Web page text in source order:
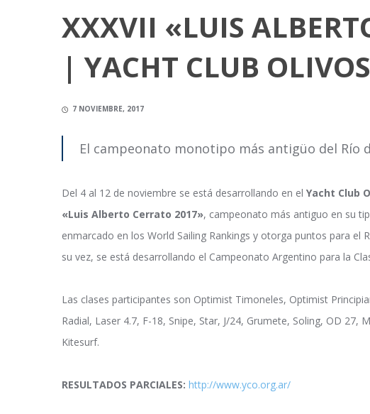
XXXVII «LUIS
| YACHT CLUB OLIVOS
7 NOVIEMBRE, 2017
El campeonato monotipo más antigüo del Río
Del 4 al 12 de noviembre se está desarrollando en el Yacht Club
«Luis Alberto Cerrato 2017», campeonato más antiguo en su
enmarcado en los World Sailing Rankings y otorga puntos para el
su vez, se está desarrollando el Campeonato Argentino para la
Las clases participantes son Optimist Timoneles, Optimist
Radial, Laser 4.7, F-18, Snipe, Star, J/24, Grumete, Soling, OD
Kitesurf.
RESULTADOS PARCIALES: http://www.yco.org.ar/